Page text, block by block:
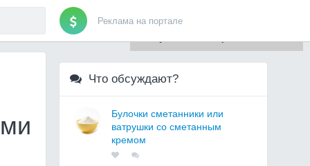
Реклама на портале
Что обсуждают?
Булочки сметанники или
ватрушки со сметанным
кремом
Для любых предложений по